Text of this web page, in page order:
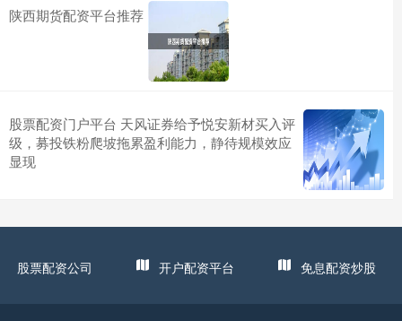
陕西期货配资平台推荐
股票配资门户平台 天风证券给予悦安新材买入评
级，募投铁粉爬坡拖累盈利能力，静待规模效应
显现
股票配资公司 开户配资平台 免息配资炒股